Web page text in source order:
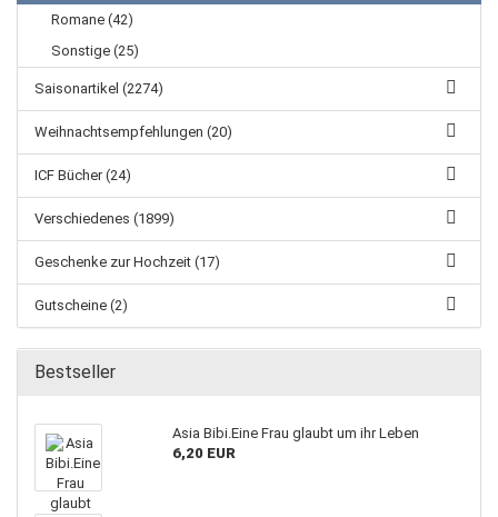
Romane (42)
Sonstige (25)
Saisonartikel (2274)
Weihnachtsempfehlungen (20)
ICF Bücher (24)
Verschiedenes (1899)
Geschenke zur Hochzeit (17)
Gutscheine (2)
Bestseller
Asia Bibi.Eine Frau glaubt um ihr Leben
6,20 EUR